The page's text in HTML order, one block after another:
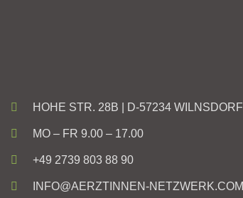
HOHE STR. 28B | D-57234 WILNSDORF
MO – FR 9.00 – 17.00
+49 2739 803 88 90
INFO@AERZTINNEN-NETZWERK.COM